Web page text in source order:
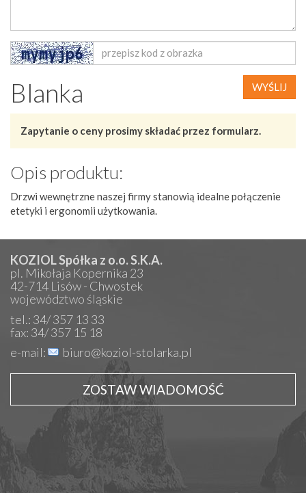
WYŚLIJ
Blanka
Zapytanie o ceny prosimy składać przez formularz.
Opis produktu:
Drzwi wewnętrzne naszej firmy stanowią idealne połączenie
etetyki i ergonomii użytkowania.
KOZIOL Spółka z o.o. S.K.A.
pl. Mikołaja Kopernika 23
42-714 Lisów - Chwostek
województwo śląskie
tel.: 34/ 357 13 33
fax: 34/ 357 15 18
e-mail:
biuro@koziol-stolarka.pl
ZOSTAW WIADOMOŚĆ